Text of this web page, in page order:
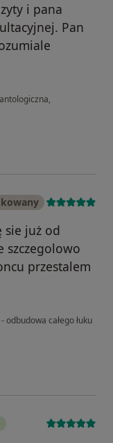
i pana
Pan
sie już od
szczegolowo
przestalem
całego łuku